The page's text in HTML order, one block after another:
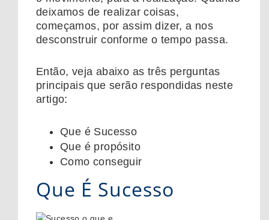
deixamos de realizar coisas,
começamos, por assim dizer, a nos
desconstruir conforme o tempo passa.
Então, veja abaixo as três perguntas
principais que serão respondidas neste
artigo:
Que é Sucesso
Que é propósito
Como conseguir
Que É Sucesso